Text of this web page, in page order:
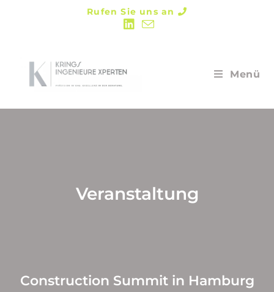
Rufen Sie uns an
Menü
Veranstaltung
Construction Summit in Hamburg